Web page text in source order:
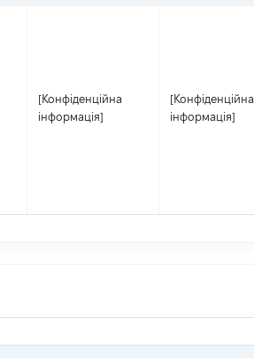
[Конфіденційна
інформація]
[Конфіденційна
інформація]